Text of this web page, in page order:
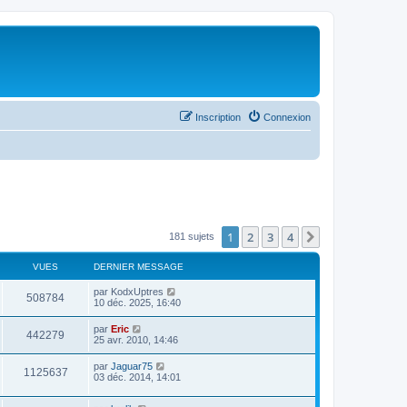
Connexion
Inscription
181 sujets 1 2 3 4
VUES DERNIER MESSAGE
508784 par KodxUptres
10 déc. 2025, 16:40
442279 par Eric
25 avr. 2010, 14:46
1125637 par Jaguar75
03 déc. 2014, 14:01